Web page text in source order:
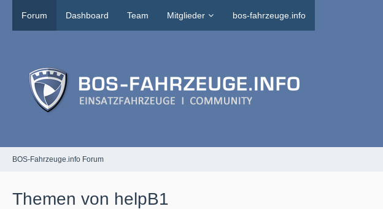
Forum Dashboard Team Mitglieder bos-fahrzeuge.info
BOS-Fahrzeuge.info Forum
Themen von helpB1